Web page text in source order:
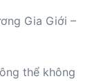
Gia Giới –
thể không